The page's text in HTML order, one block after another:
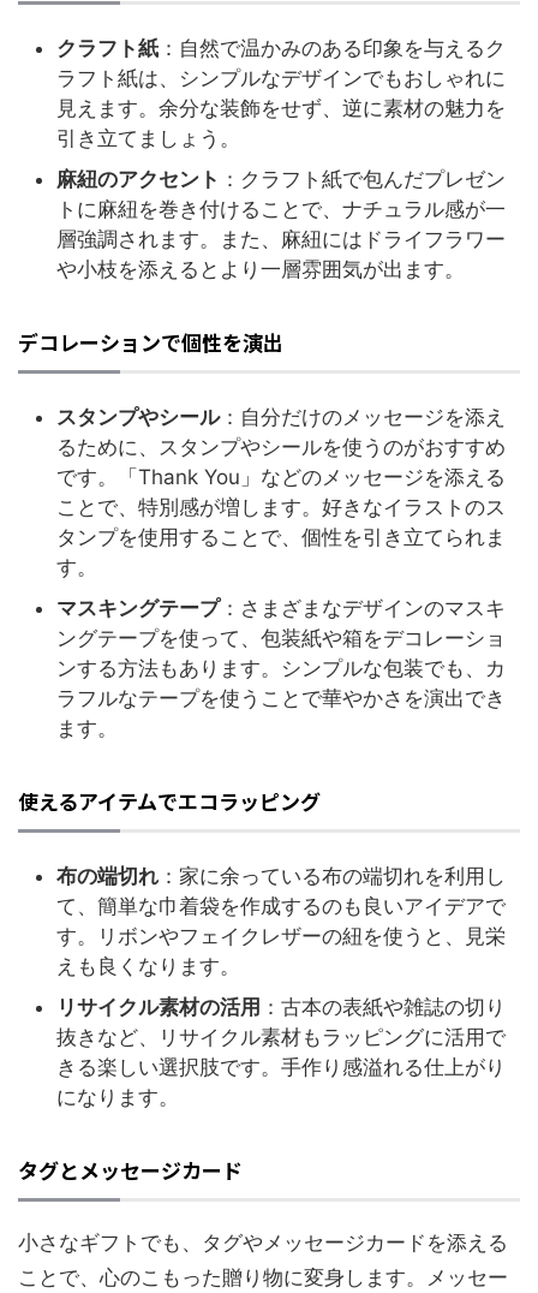
クラフト紙 ：自然で温かみのある印象を与えるク
ラフト紙は、シンプルなデザインでもおしゃれに
見えます。余分な装飾をせず、逆に素材の魅力を
引き立てましょう。
麻紐のアクセント ：クラフト紙で包んだプレゼン
トに麻紐を巻き付けることで、ナチュラル感が一
層強調されます。また、麻紐にはドライフラワー
や小枝を添えるとより一層雰囲気が出ます。
デコレーションで個性を演出
スタンプやシール：自分だけのメッセージを添え
るために、スタンプやシールを使うのがおすすめ
です。「Thank You」などのメッセージを添える
ことで、特別感が増します。好きなイラストのス
タンプを使用することで、個性を引き立てられま
す。
マスキングテープ：さまざまなデザインのマスキ
ングテープを使って、包装紙や箱をデコレーショ
ンする方法もあります。シンプルな包装でも、カ
ラフルなテープを使うことで華やかさを演出でき
ます。
使えるアイテムでエコラッピング
布の端切れ ：家に余っている布の端切れを利用し
て、簡単な巾着袋を作成するのも良いアイデアで
す。リボンやフェイクレザーの紐を使うと、見栄
えも良くなります。
リサイクル素材の活用 ：古本の表紙や雑誌の切り
抜きなど、リサイクル素材もラッピングに活用で
きる楽しい選択肢です。手作り感溢れる仕上がり
になります。
タグとメッセージカード
小さなギフトでも、タグやメッセージカードを添える
ことで、心のこもった贈り物に変身します。メッセー